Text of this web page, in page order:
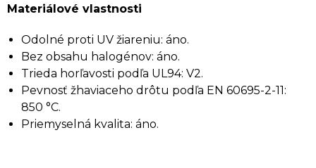
Materiálové vlastnosti
Odolné proti UV žiareniu: áno.
Bez obsahu halogénov: áno.
Trieda horľavosti podľa UL94: V2.
Pevnosť žhaviaceho drôtu podľa EN 60695-2-11:
850 °C.
Priemyselná kvalita: áno.